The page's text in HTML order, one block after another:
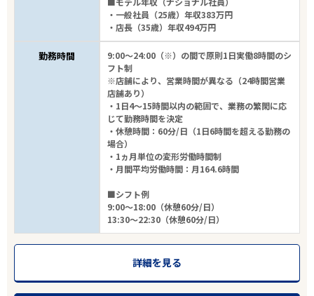
・一般社員（25歳）年収383万円
・店長（35歳）年収494万円
勤務時間
9:00～24:00（※）の間で原則1日実働8時間のシ
フト制
※店舗により、営業時間が異なる（24時間営業
店舗あり）
・1日4～15時間以内の範囲で、業務の繁閑に応
じて勤務時間を決定
・休憩時間：60分/日（1日6時間を超える勤務の
場合）
・1ヵ月単位の変形労働時間制
・月間平均労働時間：月164.6時間
■シフト例
9:00～18:00（休憩60分/日）
13:30～22:30（休憩60分/日）
詳細を見る